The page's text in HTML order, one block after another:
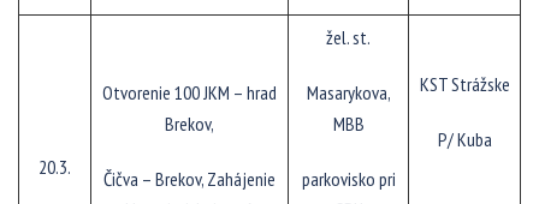
20.3.
Otvorenie 100 JKM – hrad
Brekov,
Čičva – Brekov, Zahájenie
žel. st.
Masarykova,
MBB
parkovisko pri
KST Strážske
P/ Kuba